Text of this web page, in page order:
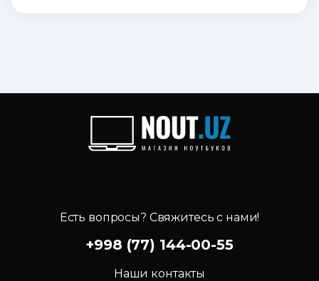
Есть вопросы? Свяжитесь с нами!
+998 (77) 144-00-55
Наши контакты